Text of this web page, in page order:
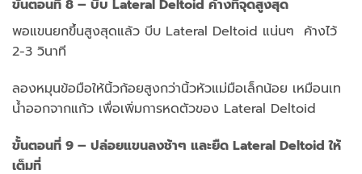
ขั้นตอนที่ 8 – บีบ Lateral Deltoid ค้างที่จุดสูงสุด
พอแขนยกขึ้นสูงสุดแล้ว บีบ Lateral Deltoid แน่นๆ ค้างไว้
2-3 วินาที
ลองหมุนข้อมือให้นิ้วก้อยสูงกว่านิ้วหัวแม่มือเล็กน้อย เหมือนเท
น้ำออกจากแก้ว เพื่อเพิ่มการหดตัวของ Lateral Deltoid
ขั้นตอนที่ 9 – ปล่อยแขนลงช้าๆ และยืด Lateral Deltoid ให้
เต็มที่